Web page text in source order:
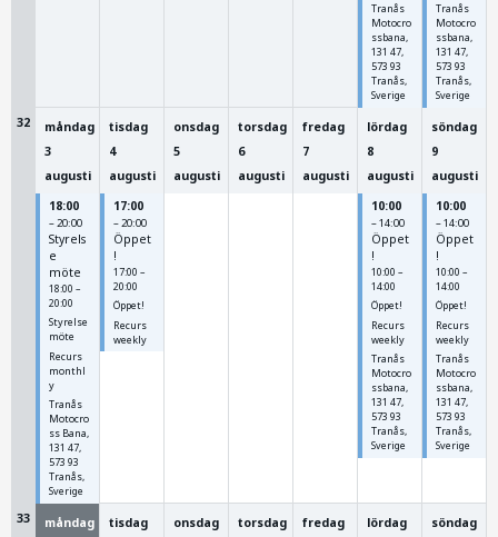
Tranås
Motocro
ssbana,
131 47,
573 93
Tranås,
Sverige
Tranås
Motocro
ssbana,
131 47,
573 93
Tranås,
Sverige
32
måndag
3
augusti
18:00
– 20:00
Styrels
e
möte
18:00 –
20:00
Styrelse
möte
Recurs
monthl
y
Tranås
Motocro
ss Bana,
131 47,
573 93
Tranås,
Sverige
tisdag
4
augusti
17:00
– 20:00
Öppet
!
17:00 –
20:00
Öppet!
Recurs
weekly
onsdag
5
augusti
torsdag
6
augusti
fredag
7
augusti
lördag
8
augusti
10:00
– 14:00
Öppet
!
10:00 –
14:00
Öppet!
Recurs
weekly
Tranås
Motocro
ssbana,
131 47,
573 93
Tranås,
Sverige
söndag
9
augusti
10:00
– 14:00
Öppet
!
10:00 –
14:00
Öppet!
Recurs
weekly
Tranås
Motocro
ssbana,
131 47,
573 93
Tranås,
Sverige
33
måndag
tisdag
onsdag
torsdag
fredag
lördag
söndag